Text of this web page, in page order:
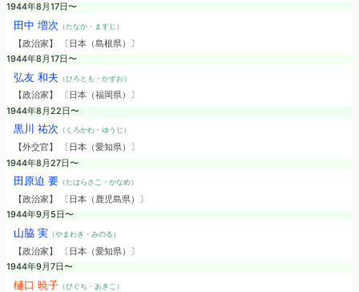
1944年8月17日〜
田中 増次 （たなか・ますじ）
【政治家】 〔日本（島根県）〕
1944年8月17日〜
弘友 和夫 （ひろとも・かずお）
【政治家】 〔日本（福岡県）〕
1944年8月22日〜
黒川 祐次 （くろかわ・ゆうじ）
【外交官】 〔日本（愛知県）〕
1944年8月27日〜
田原迫 要（たはらさこ・かなめ）
【政治家】 〔日本（鹿児島県）〕
1944年9月5日〜
山脇 実（やまわき・みのる）
【政治家】 〔日本（愛知県）〕
1944年9月7日〜
樋口 暁子（ひぐち・あきこ）